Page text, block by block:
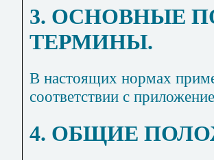
3. ОСНОВНЫЕ
ТЕРМИНЫ.
В настоящих нормах
соответствии с
4. ОБЩИЕ